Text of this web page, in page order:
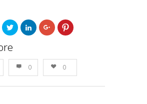
share
Click
to
share
in
new
window)
Click
to
share
in
window)
Click
to
share
in
new
window)
Click
to
in
window)
0 0